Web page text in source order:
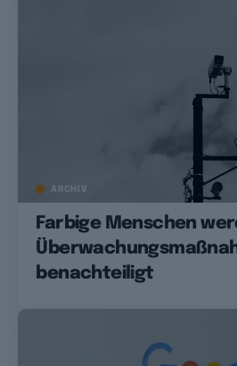
ARCHIV
Farbige Menschen
benachteiligt